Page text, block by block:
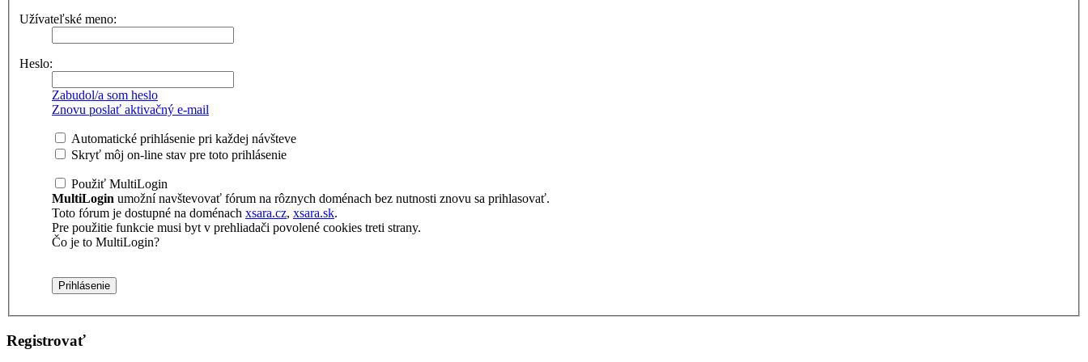
Užívateľské meno:
Heslo:
Zabudol/a som heslo
Znovu poslať aktivačný e-mail
Automatické prihlásenie pri každej návšteve
Skryť môj on-line stav pre toto prihlásenie
Použiť MultiLogin
MultiLogin umožní navštevovať fórum na rôznych doménach bez nutnosti znovu sa prihlasovať.
Toto fórum je dostupné na doménach xsara.cz, xsara.sk.
Pre použitie funkcie musi byt v prehliadači povolené cookies treti strany.
Čo je to MultiLogin?
Registrovať